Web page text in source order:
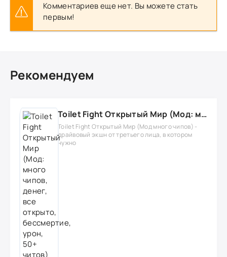
Комментариев еще нет. Вы можете стать
первым!
Рекомендуем
Toilet Fight Открытый Мир (Мод: много чипов, денег, все открыто, бессмертие, урон, 50+ читов)
Toilet Fight Открытый Мир (Мод много чипов) -
драйвовый экшн от третьего лица, в котором
нужно